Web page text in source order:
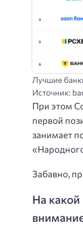
Лучшие
Источник:
При этом
первой
занимает
Забавно,
На какой